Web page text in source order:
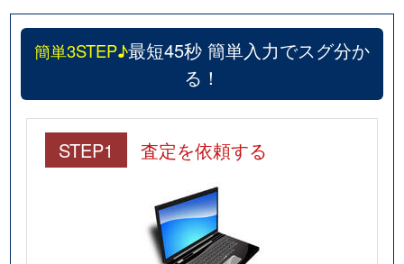
若王寺
350万円
塚口(ＪＲ)
若王寺
1,600万円
塚口(ＪＲ)
七松町
3,000万円
立花
西昆陽
2,000万円
武庫之荘
1,000万円
3,100万円
簡単3STEP♪最短45秒 簡単入力でスグ分か
る！
STEP1 査定を依頼する